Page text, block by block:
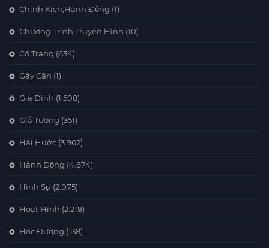
Chính Kịch,Hành Động (1)
Chương Trình Truyền Hình (10)
Cổ Trang (634)
Gây Cấn (1)
Gia Đình (1.508)
Giả Tượng (351)
Hài Hước (3.962)
Hành Động (4.674)
Hình Sự (2.075)
Hoạt Hình (2.218)
Học Đường (138)